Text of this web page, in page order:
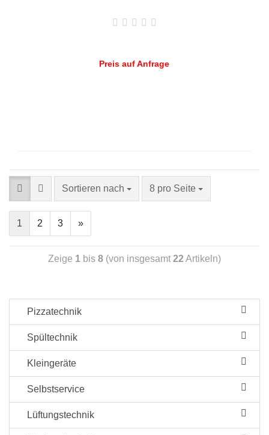
Preis auf Anfrage
Sortieren nach 8 pro Seite
1 2 3 »
Zeige 1 bis 8 (von insgesamt 22 Artikeln)
Pizzatechnik
Spültechnik
Kleingeräte
Selbstservice
Lüftungstechnik